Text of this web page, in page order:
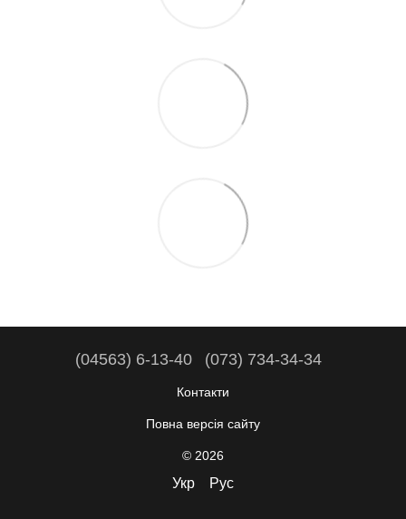
(04563) 6-13-40 (073) 734-34-34
Контакти
Повна версія сайту
© 2026
Укр Рус